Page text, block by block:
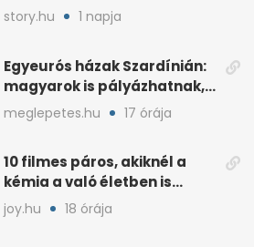
kórházból, de hallgatnak az
okokról
story.hu 1 napja
Egyeurós házak Szardínián:
magyarok is pályázhatnak,
de vannak feltételek
meglepetes.hu 17 órája
10 filmes páros, akiknél a
kémia a való életben is
féltékenységet szült
joy.hu 18 órája